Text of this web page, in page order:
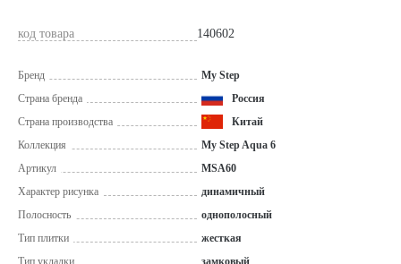
код товара 140602
Бренд
My Step
Страна бренда
Россия
Страна производства
Китай
Коллекция
My Step Aqua 6
Артикул
MSA60
Характер рисунка
динамичный
Полосность
однополосный
Тип плитки
жесткая
Тип укладки
замковый